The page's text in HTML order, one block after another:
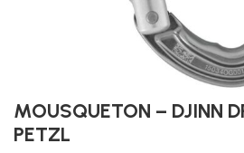
MOUSQUETON – DJINN
PETZL